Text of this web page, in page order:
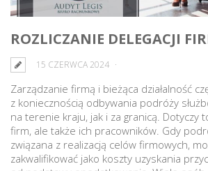
ROZLICZANIE DELEGACJI
15 CZERWCA 2024
Zarządzanie firmą i bieżąca działalność
z koniecznością odbywania podróży
na terenie kraju, jak i za granicą. Dotyczy
firm, ale także ich pracowników. Gdy
związana z realizacją celów firmowych,
zakwalifikować jako koszty uzyskania